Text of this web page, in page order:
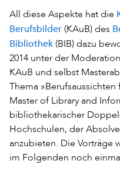
All diese Aspekte hat die
Berufsbilder (KAuB) des
Bibliothek (BIB) dazu
2014 unter der
KAuB und selbst
Thema
Master of Library and
bibliothekarischer
Hochschulen, der
anzubieten. Die Vorträge
im Folgenden noch